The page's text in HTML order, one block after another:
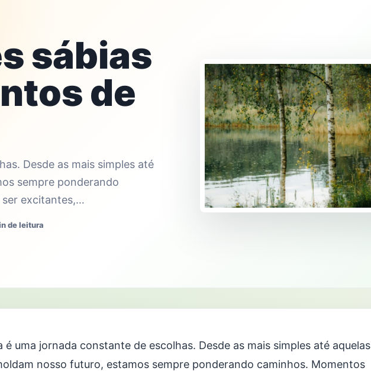
sábias
de
Desde as mais simples até
sempre ponderando
ser excitantes,…
de leitura
é uma jornada constante de escolhas. Desde as mais simples até aquelas
nosso futuro, estamos sempre ponderando caminhos. Momentos